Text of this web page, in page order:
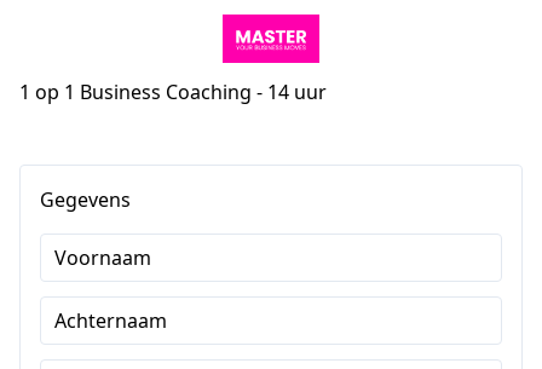
1 op 1 Business Coaching - 14 uur
Gegevens
Voornaam
Achternaam